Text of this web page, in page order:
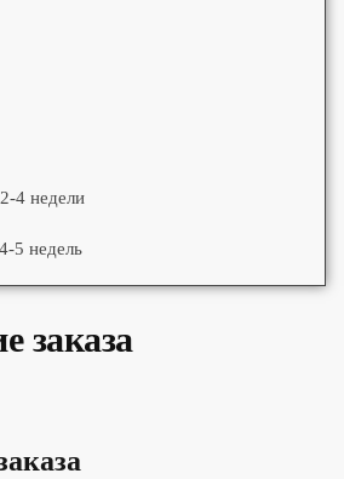
4 недели
5 недель
заказа